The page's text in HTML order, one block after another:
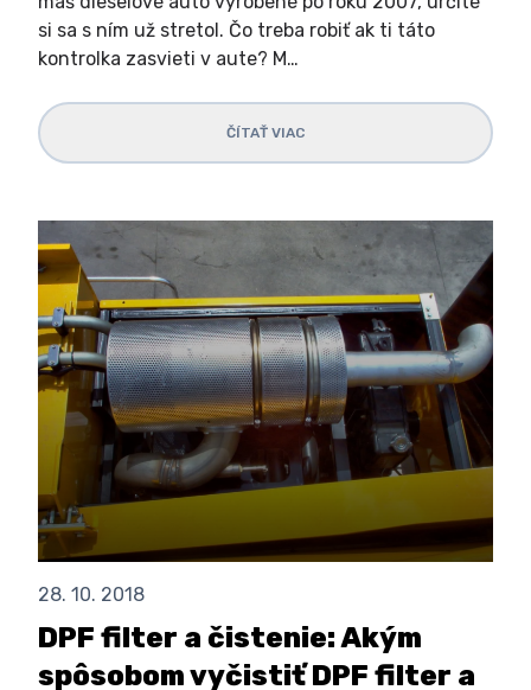
si sa s ním už stretol. Čo treba robiť ak ti táto
kontrolka zasvieti v aute? M…
ČÍTAŤ VIAC
28. 10. 2018
DPF filter a čistenie: Akým
spôsobom vyčistiť DPF filter a